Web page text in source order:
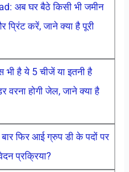
अब घर बैठे किसी भी जमीन
प्रिंट करें, जाने क्या है पूरी
है ये 5 चीजें या इतनी है
वरना होगी जेल, जाने क्या है
फिर आई ग्रुप डी के पदों पर
प्रक्रिया?